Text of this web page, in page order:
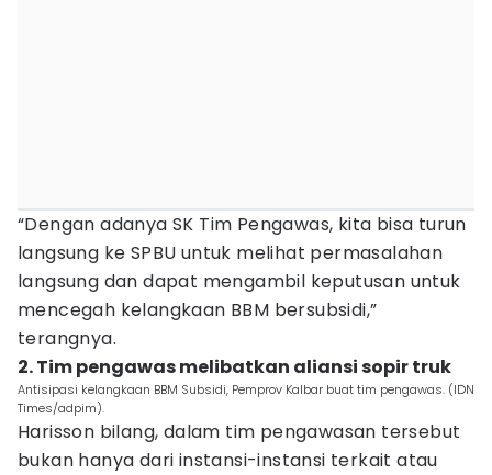
“Dengan adanya SK Tim Pengawas, kita bisa turun
langsung ke SPBU untuk melihat permasalahan
langsung dan dapat mengambil keputusan untuk
mencegah kelangkaan BBM bersubsidi,”
terangnya.
2. Tim pengawas melibatkan aliansi sopir truk
Antisipasi kelangkaan BBM Subsidi, Pemprov Kalbar buat tim pengawas. (IDN
Times/adpim).
Harisson bilang, dalam tim pengawasan tersebut
bukan hanya dari instansi-instansi terkait atau